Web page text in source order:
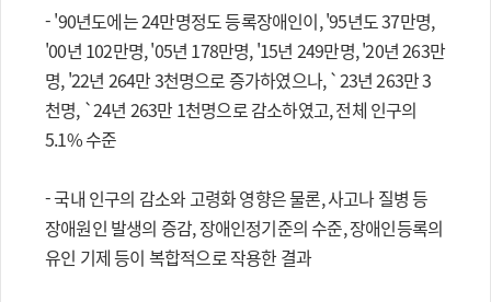
- '90년도에는 24만명정도 등록장애인이, '95년도 37만명,
'00년 102만명, '05년 178만명, '15년 249만명, '20년 263만
명, '22년 264만 3천명으로 증가하였으나, `23년 263만 3
천명, `24년 263만 1천명으로 감소하였고, 전체 인구의
5.1% 수준
- 국내 인구의 감소와 고령화 영향은 물론, 사고나 질병 등
장애원인 발생의 증감, 장애인정기준의 수준, 장애인등록의
유인 기제 등이 복합적으로 작용한 결과